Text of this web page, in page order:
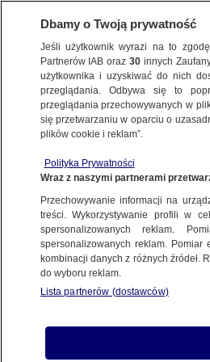
ŚWIAT
Na co liczy Putin?
17.10.2023, 17:41
Udostępnij
Władimir Putin, po raz
granicami Wspólnoty
Dbamy o Twoją prywatność
Jeśli użytkownik wyrazi na to
Partnerów IAB oraz30 innych
użytkownika i uzyskiwać do nich
przeglądania. Odbywa się to
przeglądania przechowywanych w
się przetwarzaniu w oparciu o
plików cookie i reklam”.
Polityka Prywatności
Wraz z naszymi partnerami
Przechowywanie informacji na
treści. Wykorzystywanie profili w
spersonalizowanych reklam.
spersonalizowanych reklam. Pomiar
kombinacji danych z różnych źródeł.
do wyboru reklam.
Lista partnerów (dostawców)